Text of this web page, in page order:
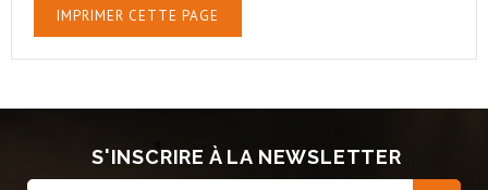
S'INSCRIRE À LA NEWSLETTER